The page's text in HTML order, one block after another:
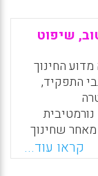
בערכיה
במקום
זאת יוצאים
הערבית.
בארץ
ומורשתם
מנדל, דפנה
שיפוט
החינוך
התפקיד,
שחינוך
הכשרה,
קראו עוד...